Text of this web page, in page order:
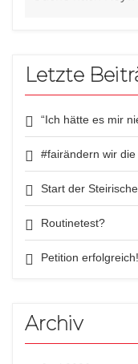
Letzte
“Ich hätte es mir
#fairändern wir
Start der
Routinetest?
Petition erfolgreich!
Archiv